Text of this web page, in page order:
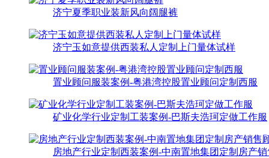
济宁夏季职业装新风向阔腿裤
济宁玉如意提供西装私人定制上门量体试样
置业顾问服装案例-粤港湾控股置业顾问定制西服
矿业化学行业定制工装案例-巴斯夫浩珂定做工作服
房地产行业定制西装案例-中南置地集团定制房产